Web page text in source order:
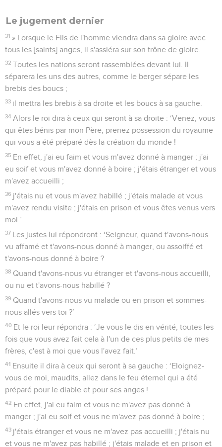
Le jugement dernier
31 » Lorsque le Fils de l'homme viendra dans sa gloire avec
tous les [saints] anges, il s'assiéra sur son trône de gloire.
32 Toutes les nations seront rassemblées devant lui. Il
séparera les uns des autres, comme le berger sépare les
brebis des boucs ;
33 il mettra les brebis à sa droite et les boucs à sa gauche.
34 Alors le roi dira à ceux qui seront à sa droite : ‘Venez, vous
qui êtes bénis par mon Père, prenez possession du royaume
qui vous a été préparé dès la création du monde !
35 En effet, j'ai eu faim et vous m'avez donné à manger ; j'ai
eu soif et vous m'avez donné à boire ; j'étais étranger et vous
m'avez accueilli ;
36 j'étais nu et vous m'avez habillé ; j'étais malade et vous
m'avez rendu visite ; j'étais en prison et vous êtes venus vers
moi.’
37 Les justes lui répondront : ‘Seigneur, quand t'avons-nous
vu affamé et t'avons-nous donné à manger, ou assoiffé et
t'avons-nous donné à boire ?
38 Quand t'avons-nous vu étranger et t'avons-nous accueilli,
ou nu et t'avons-nous habillé ?
39 Quand t'avons-nous vu malade ou en prison et sommes-
nous allés vers toi ?’
40 Et le roi leur répondra : ‘Je vous le dis en vérité, toutes les
fois que vous avez fait cela à l'un de ces plus petits de mes
frères, c'est à moi que vous l'avez fait.’
41 Ensuite il dira à ceux qui seront à sa gauche : ‘Eloignez-
vous de moi, maudits, allez dans le feu éternel qui a été
préparé pour le diable et pour ses anges !
42 En effet, j'ai eu faim et vous ne m'avez pas donné à
manger ; j'ai eu soif et vous ne m'avez pas donné à boire ;
43 j'étais étranger et vous ne m'avez pas accueilli ; j'étais nu
et vous ne m'avez pas habillé ; j'étais malade et en prison et